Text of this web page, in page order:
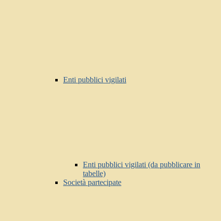
Enti pubblici vigilati
Enti pubblici vigilati (da pubblicare in
tabelle)
Società partecipate